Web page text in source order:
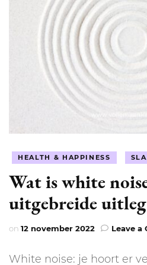
HEALTH & HAPPINESS
Wat is white
uitgebreide uitleg
on 12 november 2022 Leave a
White noise: je hoort er